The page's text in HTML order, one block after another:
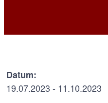
Datum:
19.07.2023 - 11.10.2023